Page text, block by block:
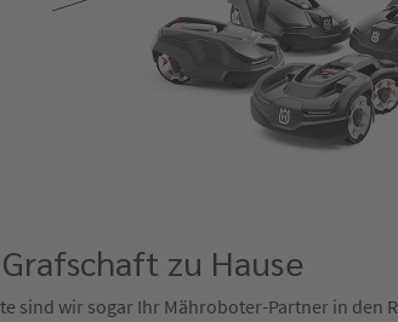
zu Hause
sind wir sogar Ihr Mähroboter-Partner in den